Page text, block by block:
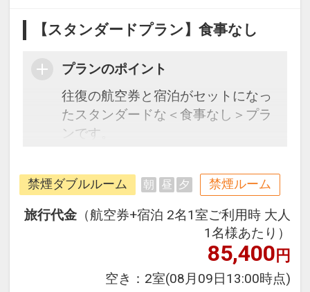
【スタンダードプラン】食事なし
プランのポイント
往復の航空券と宿泊がセットになっ
たスタンダードな＜食事なし＞プラ
ンです。
できるダイナミックパッケージだか
ら、一都市滞在はもちろん周遊旅行
にも最適！
旅行期間中の1泊だけの宿泊や延
泊・飛び泊なども自由自在です。
フライトは、安心のJAL（または
JALグループ）確約！フライトマイ
禁煙ダブルルーム 朝 昼 夕 禁煙ルーム
旅行代金 （航空券+宿泊 2名1室ご利用時 大人
1名様あたり）
85,400円
空き： 2室(08月09日13:00時点)